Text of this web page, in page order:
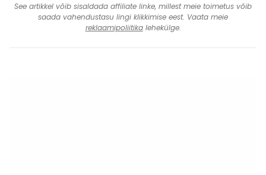
See artikkel võib sisaldada affiliate linke, millest meie toimetus võib
saada vahendustasu lingi klikkimise eest. Vaata meie
reklaamipoliitikalehekülge.